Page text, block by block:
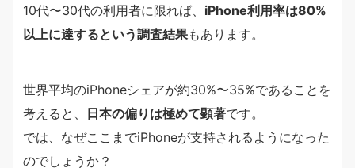
10代〜30代の利用者に限れば、 iPhone利用率は80%
以上に達するという調査結果もあります。
世界平均のiPhoneシェアが約30%〜35%であることを
考えると、 日本の偏りは極めて顕著です。
では、なぜここまでiPhoneが支持されるようになった
のでしょうか？